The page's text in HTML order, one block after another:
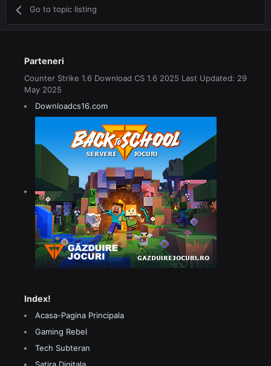
Go to topic listing
Parteneri
Counter Strike 1.6 Download CS 1.6 2025 Last Updated: 29
May 2025
Downloadcs16.com
Index!
Acasa-Pagina Principala
Gaming Rebel
Tech Subteran
Satira Digitala